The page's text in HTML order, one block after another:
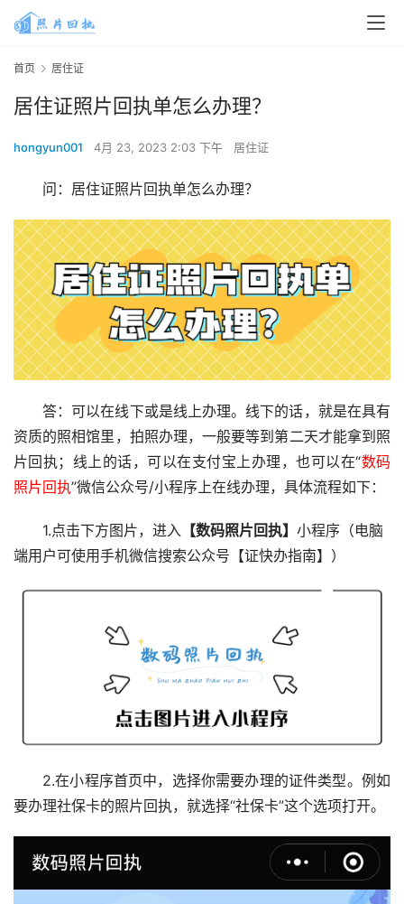
首页 居住证
居住证照片回执单怎么办理？
hongyun001 4月 23, 2023 2:03 下午 居住证
问：居住证照片回执单怎么办理？
答：可以在线下或是线上办理。线下的话，就是在具有
资质的照相馆里，拍照办理，一般要等到第二天才能拿到照
片回执；线上的话，可以在支付宝上办理，也可以在“数码
照片回执”微信公众号/小程序上在线办理，具体流程如下：
1.点击下方图片，进入 【数码照片回执】 小程序（电脑
端用户可使用手机微信搜索公众号【证快办指南】）
2.在小程序首页中，选择你需要办理的证件类型。例如
要办理社保卡的照片回执，就选择“社保卡”这个选项打开。